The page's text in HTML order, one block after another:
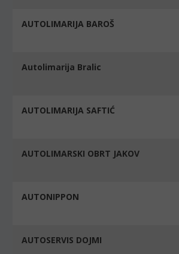
AUTOLIMARIJA BAROŠ
Autolimarija Bralic
AUTOLIMARIJA SAFTIĆ
AUTOLIMARSKI OBRT JAKOV
AUTONIPPON
AUTOSERVIS DOJMI